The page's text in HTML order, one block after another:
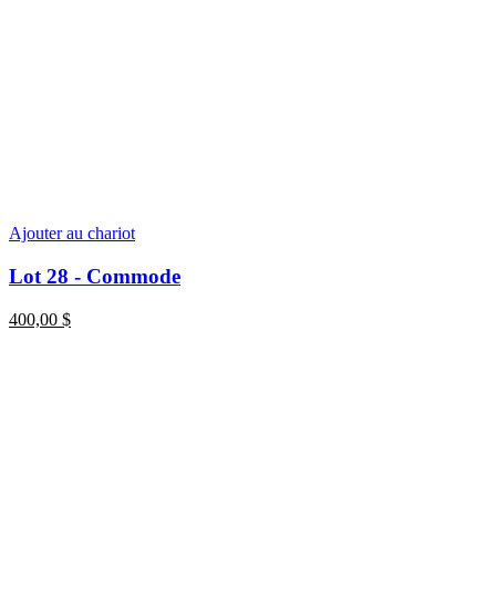
Ajouter au chariot
Lot 28 - Commode
400,00 $